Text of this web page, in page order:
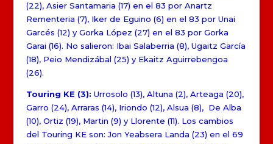
(22), Asier Santamaria (17) en el 83 por Anartz
Rementeria (7), Iker de Eguino (6) en el 83 por Unai
Garcés (12) y Gorka López (27) en el 83 por Gorka
Garai (16). No salieron: Ibai Salaberria (8), Ugaitz García
(18), Peio Mendizábal (25) y Ekaitz Aguirrebengoa
(26).
Touring KE (3): Urrosolo (13), Altuna (2), Arteaga (20),
Garro (24), Arraras (14), Iriondo (12), Alsua (8), De Alba
(10), Ortiz (19), Martin (9) y Llorente (11). Los cambios
del Touring KE son: Jon Yeabsera Landa (23) en el 69